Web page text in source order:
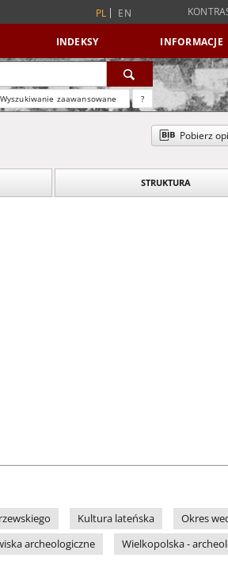
PL EN
INDEKSY INFORMACJE
Wyszukiwanie zaawansowane ?
Pobierz
STRUKTURA
Kultura lateńska
Okres
archeologiczne
Wielkopolska -